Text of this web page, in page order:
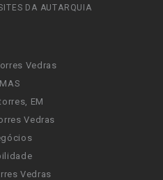
DA AUTARQUIA
Vedras
EM
Vedras
Vedras